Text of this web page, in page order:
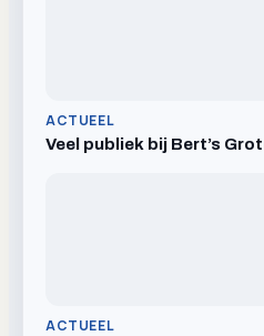
ACTUEEL
Veel publiek bij Bert’s
ACTUEEL